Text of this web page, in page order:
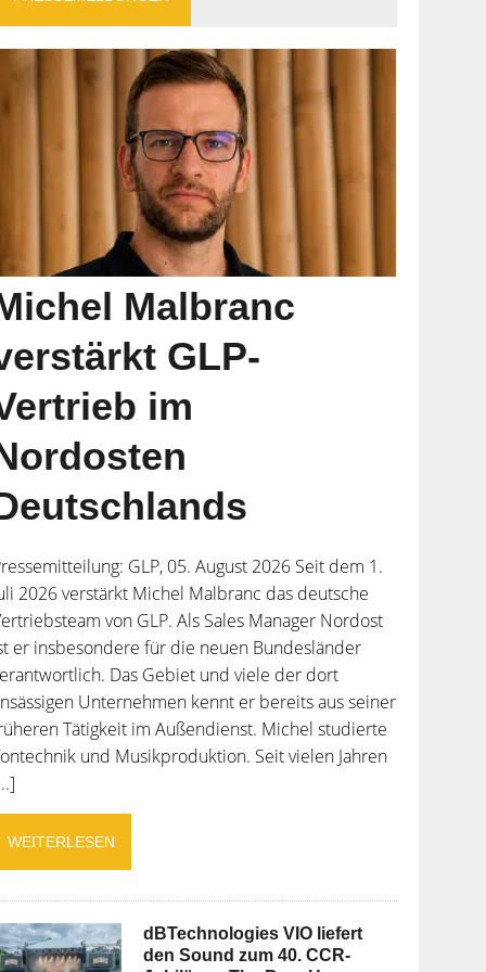
Malbranc
GLP-
im
GLP, 05. August 2026 Seit dem 1.
2026 verstärkt Michel Malbranc das deutsche
von GLP. Als Sales Manager Nordost
er insbesondere für die neuen Bundesländer
Das Gebiet und viele der dort
Unternehmen kennt er bereits aus seiner
Tätigkeit im Außendienst. Michel studierte
und Musikproduktion. Seit vielen Jahren
WEITERLESEN
dBTechnologies VIO liefert
den Sound zum 40. CCR-